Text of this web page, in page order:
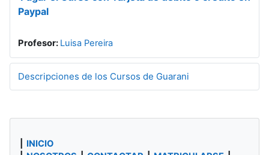
Paypal
Profesor: Luisa Pereira
Descripciones de los Cursos de Guarani
Bloques
INICIO